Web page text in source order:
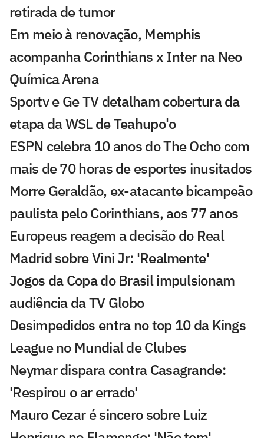
retirada de tumor
Em meio à renovação, Memphis
acompanha Corinthians x Inter na Neo
Química Arena
Sportv e Ge TV detalham cobertura da
etapa da WSL de Teahupo'o
ESPN celebra 10 anos do The Ocho com
mais de 70 horas de esportes inusitados
Morre Geraldão, ex-atacante bicampeão
paulista pelo Corinthians, aos 77 anos
Europeus reagem a decisão do Real
Madrid sobre Vini Jr: 'Realmente'
Jogos da Copa do Brasil impulsionam
audiência da TV Globo
Desimpedidos entra no top 10 da Kings
League no Mundial de Clubes
Neymar dispara contra Casagrande:
'Respirou o ar errado'
Mauro Cezar é sincero sobre Luiz